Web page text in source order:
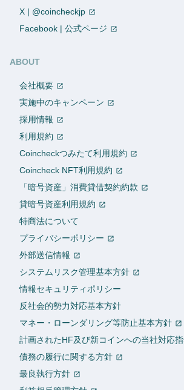
X | @coincheckjp
Facebook | 公式ページ
ABOUT
会社概要
実施中のキャンペーン
採用情報
利用規約
Coincheckつみたて利用規約
Coincheck NFT利用規約
「暗号資産」消費貸借契約約款
貸暗号資産利用規約
特商法について
プライバシーポリシー
外部送信情報
システムリスク管理基本方針
情報セキュリティポリシー
反社会的勢力対応基本方針
マネー・ローンダリング等防止基本方針
計画されたHF及び新コインへの当社対応
債務の履行に関する方針
最良執行方針